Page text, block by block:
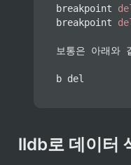
breakpoint
breakpoint
보통은 아래와
b del
lldb로 데이터